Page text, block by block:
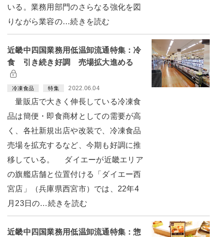
いる。業務用部門のさらなる強化を図
りながら業容の…続きを読む
近畿中四国業務用低温卸流通特集：冷
食 引き続き好調 売場拡大進める
冷凍食品 特集 2022.06.04
量販店で大きく伸長している冷凍食
品は簡便・即食商材としての需要が高
く、各社新規出店や改装で、冷凍食品
売場を拡充するなど、今期も好調に推
移している。 ダイエーが近畿エリア
の旗艦店舗と位置付ける「ダイエー西
宮店」（兵庫県西宮市）では、22年4
月23日の…続きを読む
近畿中四国業務用低温卸流通特集：惣